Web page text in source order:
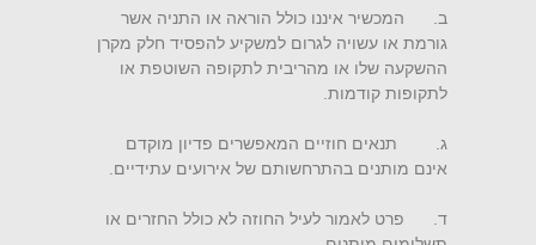
ב. המכשיר איננו כולל הוראה או התניה אשר
גורמת או עשויה לגרום למשקיע להפסיד חלק מקרן
ההשקעה שלו או מהריבית לתקופה השוטפת או
לתקופות קודמות.
ג. תנאים חוזיים המאפשרים פדיון מוקדם
אינם מותנים בהתרחשותם של אירועים עתידיים.
ד. פרט לאמור לעיל החוזה לא כולל החזרים או